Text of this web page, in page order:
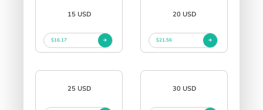
15 USD
$16.17
20 USD
$21.56
25 USD 30 USD